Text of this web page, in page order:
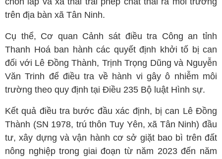
trên địa bàn xã Tân Ninh.
Cụ thể, Cơ quan Cảnh sát điều tra Công an tỉnh
Thanh Hoá ban hành các quyết định khởi tố bị can
đối với Lê Đồng Thành, Trịnh Trọng Dũng và Nguyễn
Văn Trinh để điều tra về hành vi gây ô nhiễm môi
trường theo quy định tại Điều 235 Bộ luật Hình sự.
Kết quả điều tra bước đầu xác định, bị can Lê Đồng
Thành (SN 1978, trú thôn Tuy Yên, xã Tân Ninh) đầu
tư, xây dựng và vận hành cơ sở giặt bao bì trên đất
nông nghiệp trong giai đoạn từ năm 2023 đến năm